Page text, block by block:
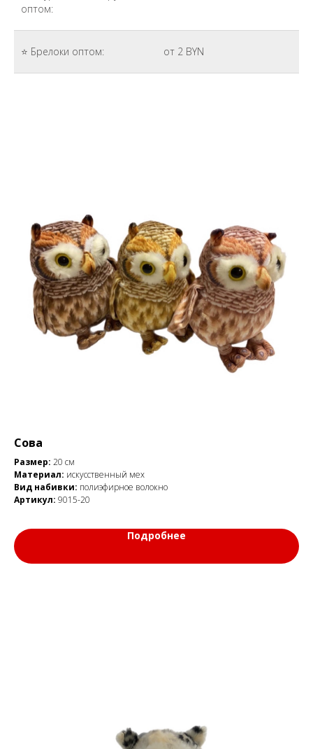
оптом:
⭐ Брелоки оптом: от 2 BYN
Сова
Размер: 20 см
Материал: искусственный мех
Вид набивки: полиэфирное волокно
Артикул: 9015-20
Подробнее